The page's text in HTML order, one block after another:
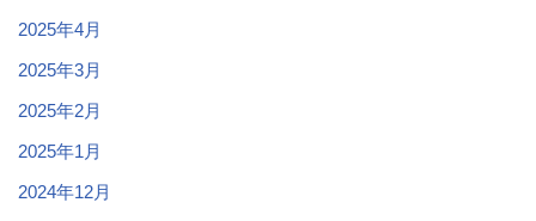
2025年4月
2025年3月
2025年2月
2025年1月
2024年12月